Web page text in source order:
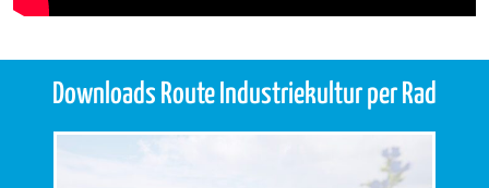
Downloads Route Industriekultur per Rad